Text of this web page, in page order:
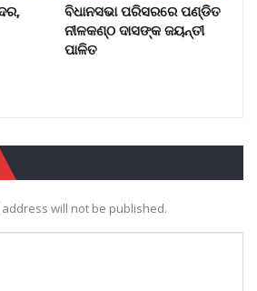
ବିଧାନସଭା ପରିସରରେ ପଣ୍ଡିତ
ନୀଳକଣ୍ଠ ଦାସଙ୍କ ଜୟନ୍ତୀ
ପାଳିତ
will not be published.